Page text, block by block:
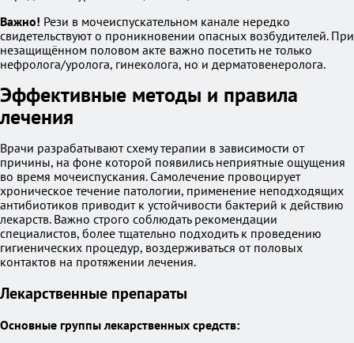
Важно! Рези в мочеиспускательном канале нередко
свидетельствуют о проникновении опасных возбудителей. При
незащищённом половом акте важно посетить не только
нефролога/уролога, гинеколога, но и дерматовенеролога.
Эффективные методы и правила
лечения
Врачи разрабатывают схему терапии в зависимости от
причины, на фоне которой появились неприятные ощущения
во время мочеиспускания. Самолечение провоцирует
хроническое течение патологии, применение неподходящих
антибиотиков приводит к устойчивости бактерий к действию
лекарств. Важно строго соблюдать рекомендации
специалистов, более тщательно подходить к проведению
гигиенических процедур, воздерживаться от половых
контактов на протяжении лечения.
Лекарственные препараты
Основные группы лекарственных средств: